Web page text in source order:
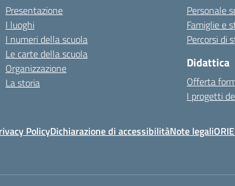
Presentazione
I luoghi
I numeri della scuola
Le carte della scuola
Organizzazione
La storia
Personale
Famiglie e
Percorsi di
Didattica
Offerta
I progetti
PolicyDichiarazione di accessibilitàNote legali